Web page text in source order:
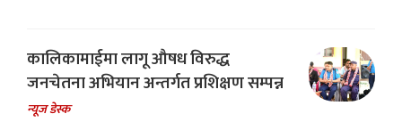
कालिकामाईमा लागू औषध विरुद्ध
जनचेतना अभियान अन्तर्गत प्रशिक्षण सम्पन्न
न्यूज डेस्क